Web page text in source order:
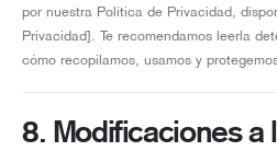
por nuestra Política de Privacidad,
Privacidad]. Te recomendamos leerla
cómo recopilamos, usamos y
8. Modificaciones a